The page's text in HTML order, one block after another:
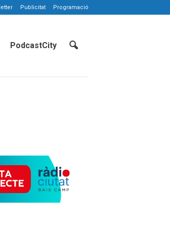
Publicitat Programació
PodcastCity